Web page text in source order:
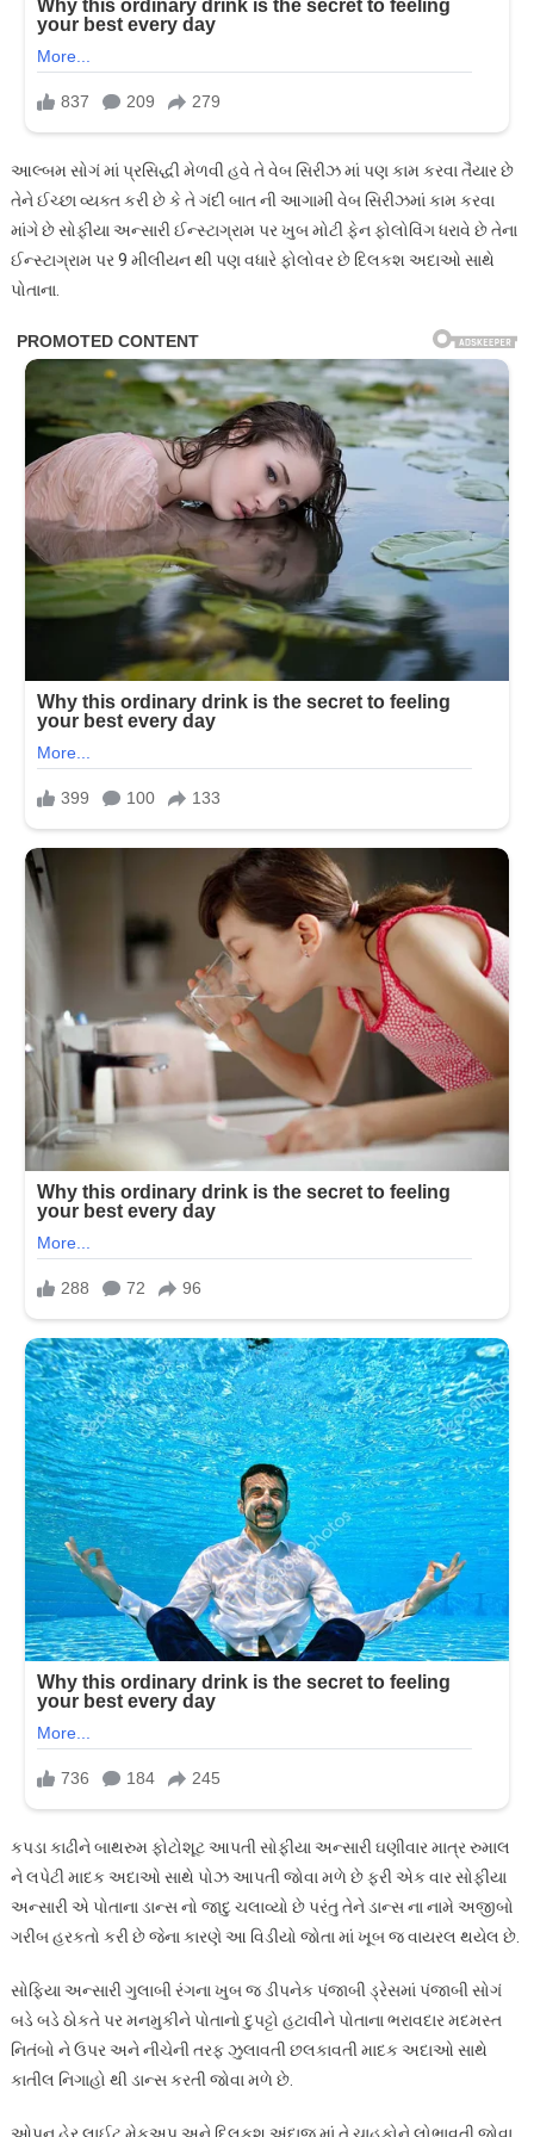
આલ્બમ સોગં માં પ્રસિદ્ધી મેળવી હવે તે વેબ સિરીઝ માં પણ કામ કરવા તૈયાર છે
તેને ઈચ્છા વ્યક્ત કરી છે કે તે ગંદી બાત ની આગામી વેબ સિરીઝમાં કામ કરવા
માંગે છે સોફીયા અન્સારી ઈન્સ્ટાગ્રામ પર ખુબ મોટી ફેન ફોલોવિંગ ધરાવે છે તેના
ઈન્સ્ટાગ્રામ પર 9 મીલીયન થી પણ વધારે ફોલોવર છે દિલકશ અદાઓ સાથે
પોતાના.
કપડા કાઢીને બાથરુમ ફોટોશૂટ આપતી સોફીયા અન્સારી ઘણીવાર માત્ર રુમાલ
ને લપેટી માદક અદાઓ સાથે પોઝ આપતી જોવા મળે છે ફરી એક વાર સોફીયા
અન્સારી એ પોતાના ડાન્સ નો જાદુ ચલાવ્યો છે પરંતુ તેને ડાન્સ ના નામે અજીબો
ગરીબ હરકતો કરી છે જેના કારણે આ વિડીયો જોતા માં ખૂબ જ વાયરલ થયેલ છે.
સોફિયા અન્સારી ગુલાબી રંગના ખુબ જ ડીપનેક પંજાબી ડ્રેસમાં પંજાબી સોગં
બડે બડે ઠોકતે પર મનમુકીને પોતાનો દુપટ્ટો હટાવીને પોતાના ભરાવદાર મદમસ્ત
નિતંબો ને ઉપર અને નીચેની તરફ ઝુલાવતી છલકાવતી માદક અદાઓ સાથે
કાતીલ નિગાહો થી ડાન્સ કરતી જોવા મળે છે.